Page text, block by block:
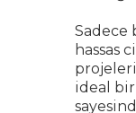
Sadece
hassas
ideal bir